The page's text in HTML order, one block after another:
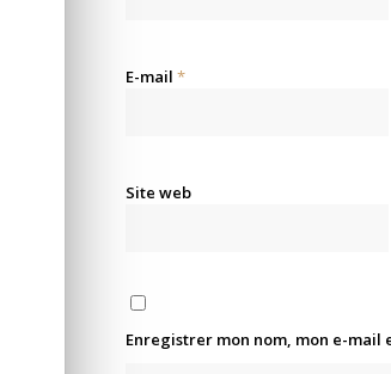
E-mail *
Site web
Enregistrer mon nom, mon e-